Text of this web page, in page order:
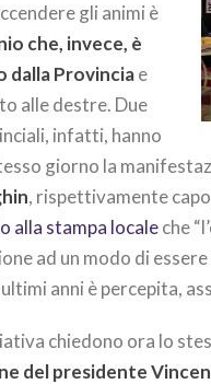
gli animi è
che, invece, è
dalla Provinciae
alle destre. Due
infatti, hanno
giorno la
, rispettivamente
alla stampa localeche
ad un modo di
anni è percepita,
chiedono ora lo
del presidente